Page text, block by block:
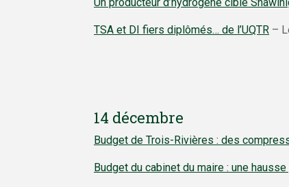
TSA et DI fiers diplômés… de l’UQTR –
14 décembre
Budget de Trois-Rivières : des
Budget du cabinet du maire : une